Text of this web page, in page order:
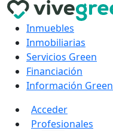
Inmuebles
Inmobiliarias
Servicios Green
Financiación
Información Green
Acceder
Profesionales